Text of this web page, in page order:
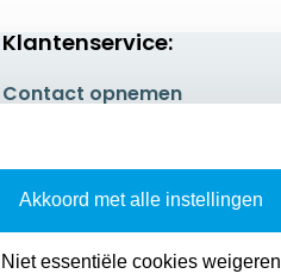
Klantenservice:
Contact opnemen
Herroepingsrecht
Akkoord met alle instellingen
Niet essentiële cookies weigeren